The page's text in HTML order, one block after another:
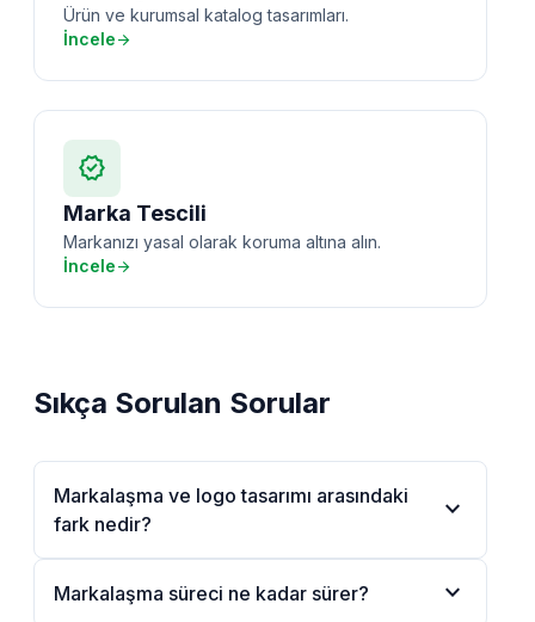
Ürün ve kurumsal katalog tasarımları.
İncelearrow_forward
verified
Marka Tescili
Markanızı yasal olarak koruma altına alın.
İncelearrow_forward
Sıkça Sorulan Sorular
Markalaşma ve logo tasarımı arasındaki
fark nedir?
expand_more
Markalaşma süreci ne kadar sürer? expand_more